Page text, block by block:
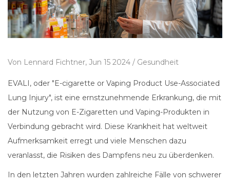
Von Lennard Fichtner, Jun 15 2024 / Gesundheit
EVALI, oder "E-cigarette or Vaping Product Use-Associated
Lung Injury", ist eine ernstzunehmende Erkrankung, die mit
der Nutzung von E-Zigaretten und Vaping-Produkten in
Verbindung gebracht wird. Diese Krankheit hat weltweit
Aufmerksamkeit erregt und viele Menschen dazu
veranlasst, die Risiken des Dampfens neu zu überdenken.
In den letzten Jahren wurden zahlreiche Fälle von schwerer